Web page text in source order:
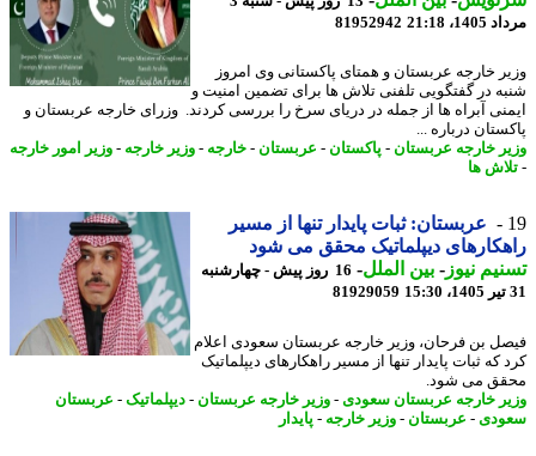
21:18
81952942
خارجه عربستان و همتای پاکستانی وی امروز
در گفتگویی تلفنی تلاش ها برای تضمین امنیت و
آبراه ها از جمله در دریای سرخ را بررسی کردند. وزرای خارجه عربستان و
درباره ...
خارجه عربستان-پاکستان-عربستان-خارجه-وزیر خارجه-وزیر امور خارجه
ها
عربستان: ثبات پایدار تنها از مسیر
دیپلماتیک محقق می شود
نیوز-بین الملل-
16 روز پیش - چهارشنبه
81929059
بن فرحان، وزیر خارجه عربستان سعودی اعلام
که ثبات پایدار تنها از مسیر راهکارهای دیپلماتیک
می شود.
خارجه عربستان سعودی-وزیر خارجه عربستان-دیپلماتیک-عربستان
-عربستان-وزیر خارجه-پایدار